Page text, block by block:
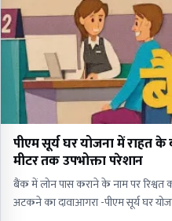
पीएम सूर्य घर योजना में राहत
मीटर तक उपभोक्ता परेशान
बैंक में लोन पास कराने के नाम पर रिश्वत
अटकने का दावाआगरा -पीएम सूर्य घर